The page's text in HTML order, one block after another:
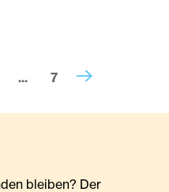
... 7
bleiben? Der